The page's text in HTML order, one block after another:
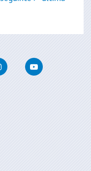
InstagramYoutube